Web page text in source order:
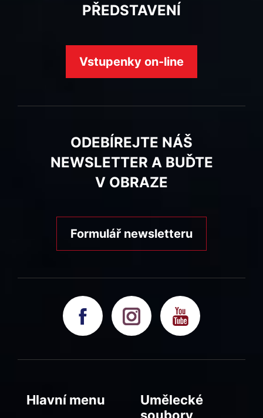
PŘEDSTAVENÍ
Vstupenky on-line
ODEBÍREJTE NÁŠ
NEWSLETTER A BUĎTE
V OBRAZE
Formulář newsletteru
Hlavní menu
Umělecké